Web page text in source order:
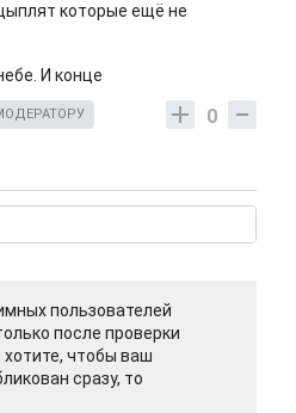
которые ещё не
И конце
0
пользователей
после проверки
чтобы ваш
сразу, то